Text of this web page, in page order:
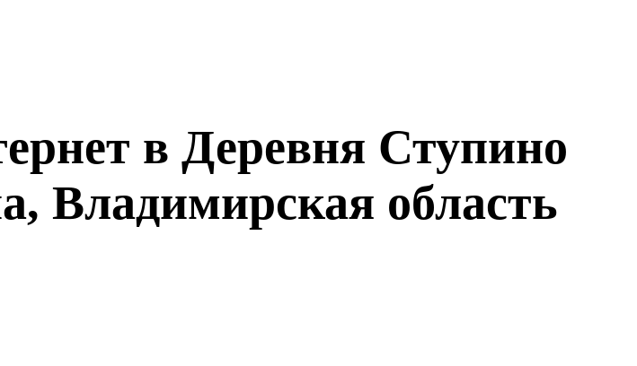
в Деревня Ступино
Владимирская область